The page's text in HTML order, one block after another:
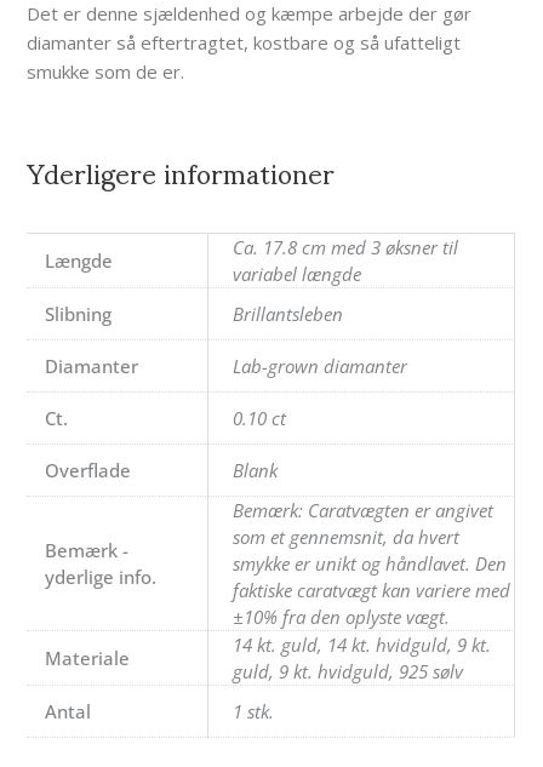
Det er denne sjældenhed og kæmpe arbejde der gør
diamanter så eftertragtet, kostbare og så ufatteligt
smukke som de er.
Yderligere informationer
Længde
Ca. 17.8 cm med 3 øksner til
variabel længde
Slibning
Brillantsleben
Diamanter Lab-grown diamanter
Ct. 0.10 ct
Overflade Blank
Bemærk -
yderlige info.
Bemærk: Caratvægten er angivet
som et gennemsnit, da hvert
smykke er unikt og håndlavet. Den
faktiske caratvægt kan variere med
±10% fra den oplyste vægt.
Materiale
14 kt. guld, 14 kt. hvidguld, 9 kt.
guld, 9 kt. hvidguld, 925 sølv
Antal
1 stk.